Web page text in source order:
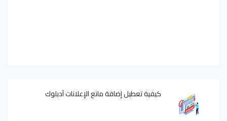
كيفية تعطيل إضافة مانع الإعلانات آدبلوك